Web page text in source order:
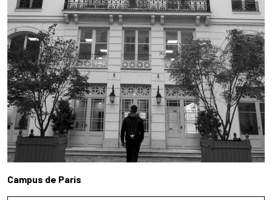
Campus de Paris